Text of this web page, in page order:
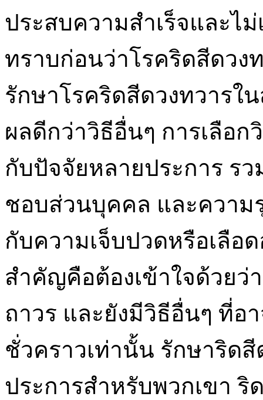
ประสบความสำเร็จและไ
ทราบก่อนว่าโรคริดสีดวง
รักษาโรคริดสีดวงทวาร
ผลดีกว่าวิธีอื่นๆ การเลือ
กับปัจจัยหลายประการ ร
ชอบส่วนบุคคล และความ
กับความเจ็บปวดหรือเลือ
สำคัญคือต้องเข้าใจด้วยว่
ถาวร และยังมีวิธีอื่นๆ ที่อ
ชั่วคราวเท่านั้น รักษาริด
ประการสำหรับพวกเขา